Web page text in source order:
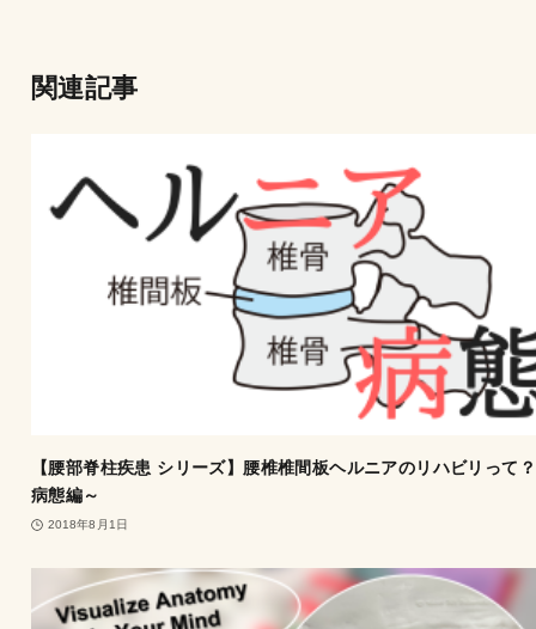
関連記事
【腰部脊柱疾患 シリーズ】腰椎椎間板ヘルニアのリハビリって
病態編～
2018年8月1日